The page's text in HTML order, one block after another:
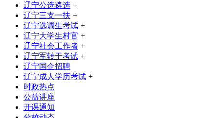
辽宁公选遴选 +
辽宁三支一扶 +
辽宁选调生考试 +
辽宁大学生村官 +
辽宁社会工作者 +
辽宁军转干考试 +
辽宁国企招聘
辽宁成人学历考试 +
时政热点
公益讲座
开课通知